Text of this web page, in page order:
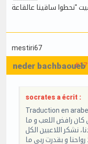
mestiri67
neder bachbaoueb
socrates a écrit :
Traduction en
كان رافض اللعب و ما
نشكر اللاعبين الكل
و بقدرت ربي ما